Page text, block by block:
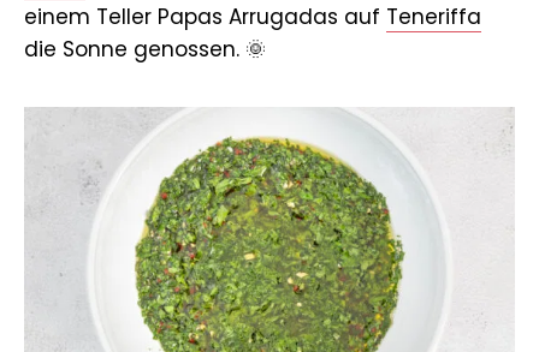
einem Teller Papas Arrugadas auf Teneriffa
die Sonne genossen. 🌞